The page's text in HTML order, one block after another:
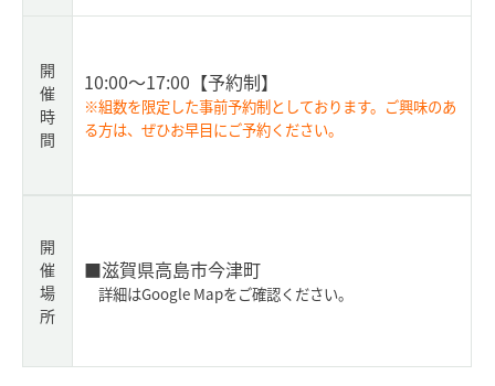
開
催
時
間
10:00～17:00 【予約制】
※組数を限定した事前予約制としております。ご興味のあ
る方は、ぜひお早目にご予約ください。
開
催
場
所
■滋賀県高島市今津町
詳細はGoogle Mapをご確認ください。